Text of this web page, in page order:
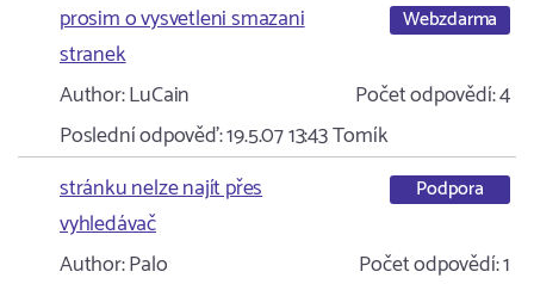
prosim o vysvetleni smazani
stranek
Webzdarma
Author:LuCain Počet odpovědí:4
Poslední odpověď:19.5.07 13:43Tomík
stránku nelze najít přes
vyhledávač
Podpora
Author:Palo Počet odpovědí:1